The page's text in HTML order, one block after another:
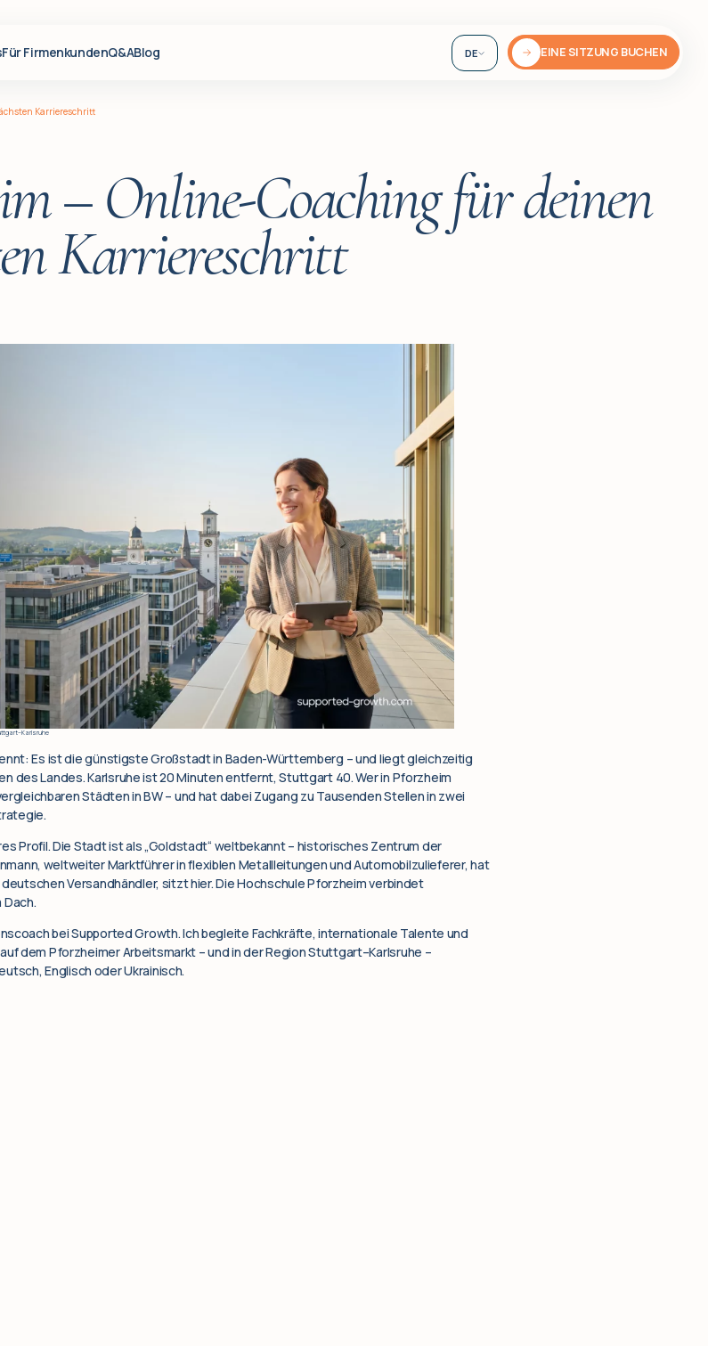
Für FirmenkundenQ&ABlog DE EINE SITZUNG BUCHEN
Karriereschritt
– Online-Coaching für deinen
Karriereschritt
Es ist die günstigste Großstadt in Baden-Württemberg – und liegt gleichzeitig
des Landes. Karlsruhe ist 20 Minuten entfernt, Stuttgart 40. Wer in Pforzheim
Städten in BW – und hat dabei Zugang zu Tausenden Stellen in zwei
Profil. Die Stadt ist als „Goldstadt“ weltbekannt – historisches Zentrum der
weltweiter Marktführer in flexiblen Metallleitungen und Automobilzulieferer, hat
Versandhändler, sitzt hier. Die Hochschule Pforzheim verbindet
bei Supported Growth. Ich begleite Fachkräfte, internationale Talente und
dem Pforzheimer Arbeitsmarkt – und in der Region Stuttgart–Karlsruhe –
Englisch oder Ukrainisch.